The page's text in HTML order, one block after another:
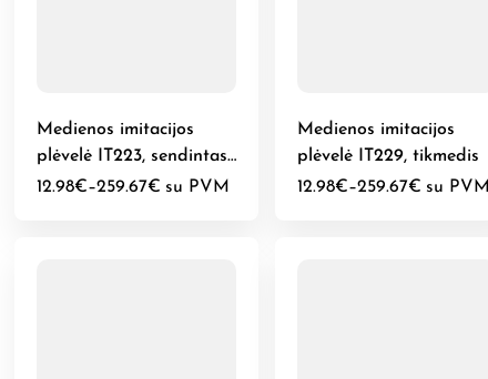
Medienos imitacijos
plėvelė IT223, sendintas
medis
12.98€–259.67€ su PVM
Medienos imitacijos
plėvelė IT229, tikmedis
12.98€–259.67€ su PVM